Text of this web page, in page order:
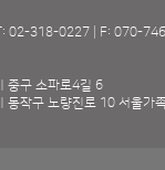
T: 02-318-0227
F: 070-
중구 소파로4길 6
작구 노량진로 10 서울가